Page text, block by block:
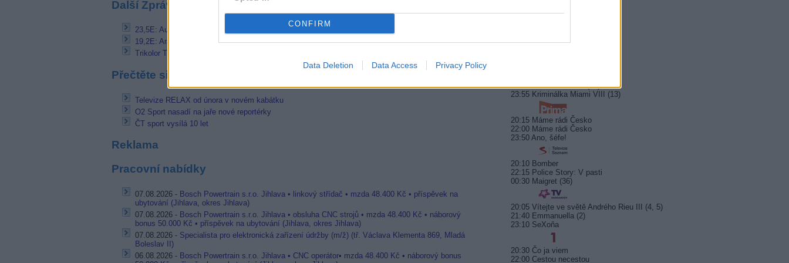
CONFIRM
Data Deletion Data Access Privacy Policy
Další Zprávičky
23,5E: Audio kanály pro obchodní sítě změnily multiplex
19,2E: Aragón TV testuje FTA na novém kmitočtu
Trikolor TV: Dokončen přechod z Eutelsatu 36A na Express AMU1
Přečtěte si také
Televize RELAX od února v novém kabátku
O2 Sport nasadí na jaře nové reportérky
ČT sport vysílá 10 let
Reklama
Pracovní nabídky
07.08.2026 - Bosch Powertrain s.r.o. Jihlava • linkový střídač • mzda 48.400 Kč • příspěvek na
ubytování (Jihlava, okres Jihlava)
07.08.2026 - Bosch Powertrain s.r.o. Jihlava • obsluha CNC strojů • mzda 48.400 Kč • náborový
bonus 50.000 Kč • příspěvek na ubytování (Jihlava, okres Jihlava)
07.08.2026 - Specialista pro elektronická zařízení údržby (m/ž) (tř. Václava Klementa 869, Mladá
Boleslav II)
06.08.2026 - Bosch Powertrain s.r.o. Jihlava • CNC operátor• mzda 48.400 Kč • náborový bonus
21:45 Smrt na Nilu
22:35 Farma Česko II (28)
23:55 Kriminálka Miami VIII (13)
20:15 Máme rádi Česko
22:00 Máme rádi Česko
23:50 Ano, šéfe!
20:10 Bomber
22:15 Police Story: V pasti
00:30 Maigret (36)
20:05 Vítejte ve světě Andrého Rieu III (4, 5)
21:40 Emmanuella (2)
23:10 SeXoňa
20:30 Čo ja viem
22:00 Cestou necestou